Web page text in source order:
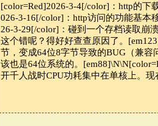
[color=Red]2026-3-4[/color]：http的
026-3-16[/color]：http访问的功能基本
26-3-29[/color]：碰到一个存档读取崩
这个错呢？得好好查查原因了。
节，变成64位8字节导致的BUG（兼
该也是64位系统的。
开千人战时CPU功耗集中在单核上。